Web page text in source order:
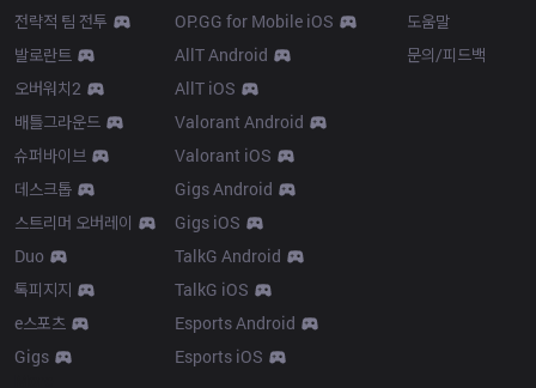
전략적 팀 전투
발로란트
오버워치2
배틀그라운드
슈퍼바이브
데스크톱
스트리머 오버레이
Duo
톡피지지
e스포츠
Gigs
OP.GG for Mobile iOS
AllT Android
AllT iOS
Valorant Android
Valorant iOS
Gigs Android
Gigs iOS
TalkG Android
TalkG iOS
Esports Android
Esports iOS
도움말
문의/피드백